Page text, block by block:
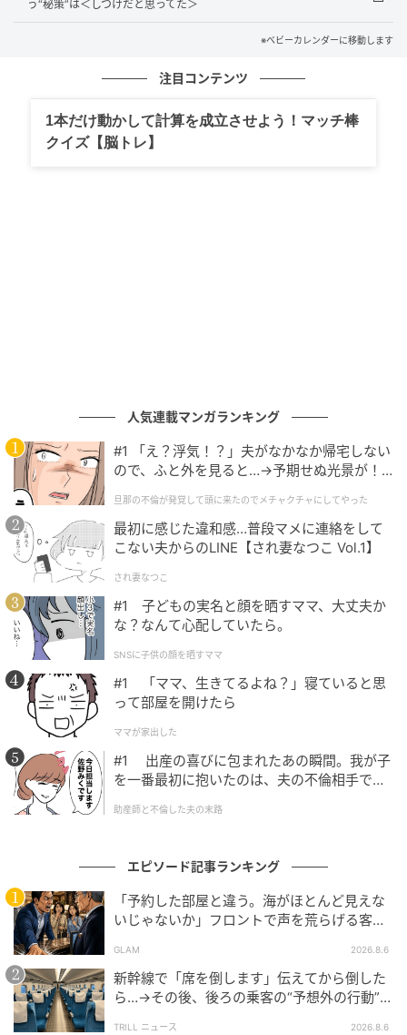
たりが怖く、絶対に行くことはありません。今後はイ
ンターホンが鳴ったときの対応を慎重に判断しようと
子の母。パワフルな義両親と敷地内同居中。貿易関連
の資格を多数保有。
ベビーカレンダーは妊娠・出産・育児の情報サイト
です。みんなのクチコミや体験談から産婦人科検
索、おでかけ情報、離乳食レシピまで。月間利用者1
000万人以上。
う“秘策”は＜しつけだと思ってた＞
※ベビーカレンダーに移動します
注目コンテンツ
1本だけ動かして計算を成立させよう！マッチ棒
クイズ【脳トレ】
人気連載マンガランキング
#1 「え？浮気！？」夫がなかなか帰宅しない
ので、ふと外を見ると…→予期せぬ光景が！
クチャにしてやった
旦那の不倫が発覚して頭に来たのでメチャクチャにしてやった
最初に感じた違和感…普段マメに連絡をして
こない夫からのLINE【され妻なつこ Vol.1】
され妻なつこ
#1 子どもの実名と顔を晒すママ、大丈夫か
な？なんて心配していたら。
SNSに子供の顔を晒すママ
#1 「ママ、生きてるよね？」寝ていると思
って部屋を開けたら
ママが家出した
#1 出産の喜びに包まれたあの瞬間。我が子
を一番最初に抱いたのは、夫の不倫相手でし
助産師と不倫した夫の末路
エピソード記事ランキング
「予約した部屋と違う。海がほとんど見えな
いじゃないか」フロントで声を荒らげる客。
GLAM 2026.8.6
新幹線で「席を倒します」伝えてから倒した
ら…→その後、後ろの乗客の“予想外の行動”に
TRILL ニュース 2026.8.6